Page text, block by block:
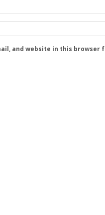
and website in this